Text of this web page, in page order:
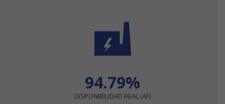
94.79%
DISPONIBILIDAD REAL (AF)